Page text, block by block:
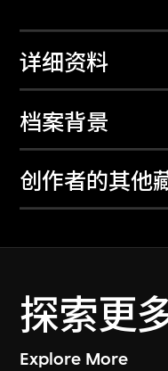
详细资料
档案背景
创作者的其他
探索更
Explore More